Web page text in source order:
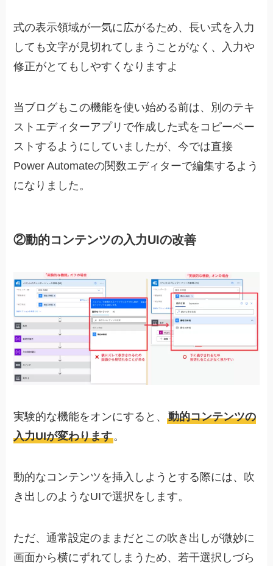
式の表示領域が一気に広がるため、長い式を入力
しても文字が見切れてしまうことがなく、入力や
修正がとてもしやすくなりますよ
当ブログもこの機能を使い始める前は、別のテキ
ストエディターアプリで作成した式をコピーペー
ストするようにしていましたが、今では直接
Power Automateの関数エディターで編集するよう
になりました。
②動的コンテンツの入力UIの改善
実験的な機能をオンにすると、動的コンテンツの
入力UIが変わります。
動的なコンテンツを挿入しようとする際には、吹
き出しのようなUIで選択をします。
ただ、通常設定のままだとこの吹き出しが微妙に
画面から横にずれてしまうため、若干選択しづら